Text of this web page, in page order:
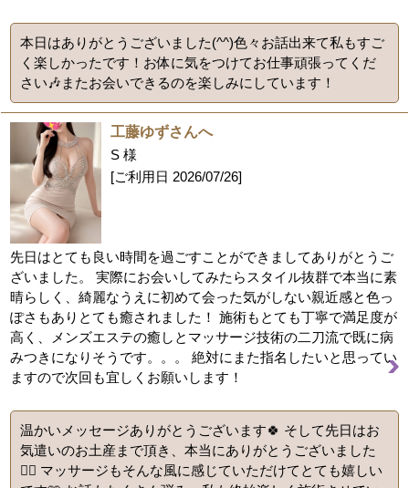
本日はありがとうございました(^^)色々お話出来て私もすご
く楽しかったです！お体に気をつけてお仕事頑張ってくだ
さい🎶またお会いできるのを楽しみにしています！
工藤ゆずさんへ
S 様
[ご利用日 2026/07/26]
先日はとても良い時間を過ごすことができましてありがとうご
ざいました。 実際にお会いしてみたらスタイル抜群で本当に素
晴らしく、綺麗なうえに初めて会った気がしない親近感と色っ
ぽさもありとても癒されました！ 施術もとても丁寧で満足度が
高く、メンズエステの癒しとマッサージ技術の二刀流で既に病
みつきになりそうです。。。 絶対にまた指名したいと思ってい
ますので次回も宜しくお願いします！
温かいメッセージありがとうございます🍀 そして先日はお
気遣いのお土産まで頂き、本当にありがとうございました
🙇‍♀️ マッサージもそんな風に感じていただけてとても嬉しい